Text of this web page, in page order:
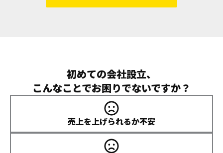
初めての会社設立、
こんなことでお困りでないですか？
売上を上げられるか不安